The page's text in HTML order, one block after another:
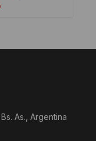
As., Argentina